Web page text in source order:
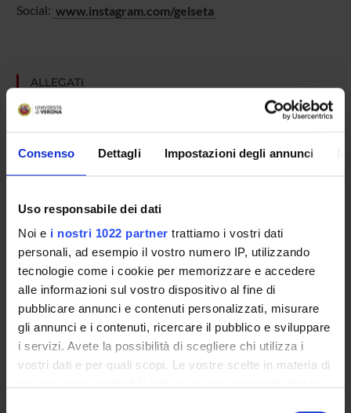
Consenso Dettagli Impostazioni degli annunci
Uso responsabile dei dati
Noi e i nostri 1022 partner trattiamo i vostri dati
personali, ad esempio il vostro numero IP, utilizzando
tecnologie come i cookie per memorizzare e accedere
alle informazioni sul vostro dispositivo al fine di
pubblicare annunci e contenuti personalizzati, misurare
gli annunci e i contenuti, ricercare il pubblico e sviluppare
i servizi. Avete la possibilità di scegliere chi utilizza i
vostri dati e per quali scopi. Le vostre scelte in materia di
Social: www.instagram.com/gelseta
ALLEGATI
Evento Gelseta (pdf, it, 1148 KB, 12/06/26)
Foto